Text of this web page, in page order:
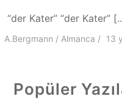
“der Kater” “der Kater”
A.Bergmann Almanca 13
Popüler